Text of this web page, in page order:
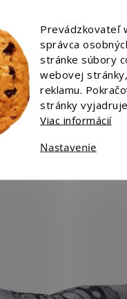
Prevádzkovateľ
správca
stránke súbory
webovej
reklamu.
stránky
Viac informácií
Nastavenie
hostí VZOR?
a vyprať pri 30 °C
stabilnej PUR peny